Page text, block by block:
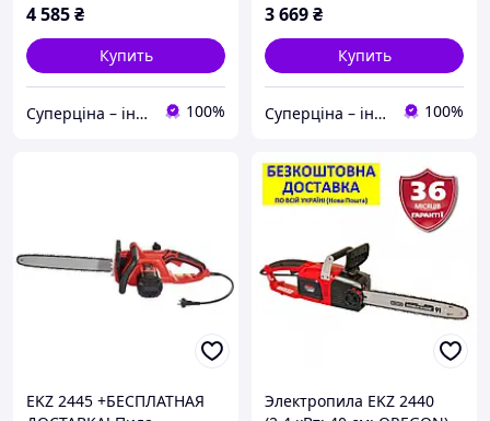
4 585₴
Купить
Суперціна – інтернет-магазин: supertsena.com.ua 100%
3 669₴
Купить
Суперціна – інтернет-магазин: supertsena.com.ua 100%
EKZ 2445 +БЕСПЛАТНАЯ
Электропила EKZ 2440